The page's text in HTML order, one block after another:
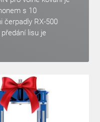
s 10
čerpadly RX-500
lisu je